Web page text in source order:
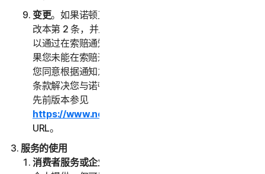
变更。如果诺顿卫复客在您首次接受本 LSA 之日后修
改本第 2 条，并且您并未明确同意此类变更，则您可
以通过在索赔通知中指明的方式拒绝任何此类变更。如
果您未能在索赔通知中拒绝对本第 2 条的任何变更，
您同意根据通知之日现行有效的本“争议解决”部分下的
条款解决您与诺顿卫复客之间的任何索赔。本 LSA 的
先前版本参见
https://www.nortonlifelock.com/legal/
URL。
服务的使用
消费者服务或企业服务